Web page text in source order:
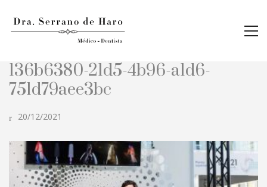
136b6380-21d5-4b96-a1d6-
751d79aee3bc
20/12/2021